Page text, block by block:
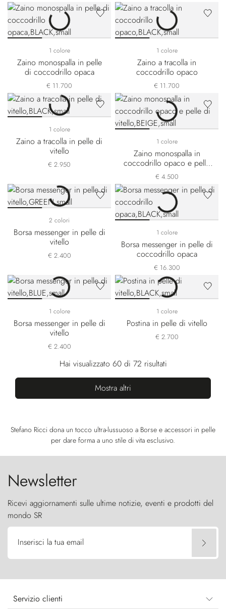
1 colore
Zaino monospalla in pelle
di coccodrillo opaca
€ 11.700
1 colore
Zaino a tracolla in
coccodrillo opaco
€ 11.700
1 colore
Zaino a tracolla in pelle di
vitello
€ 2.950
1 colore
Zaino monospalla in
coccodrillo opaco e pelle
di vitello
€ 4.500
2 colori
Borsa messenger in pelle di
vitello
€ 2.400
1 colore
Borsa messenger in pelle di
coccodrillo opaca
€ 16.300
1 colore
Borsa messenger in pelle di
vitello
€ 2.400
1 colore
Postina in pelle di vitello
€ 2.700
Hai visualizzato 60 di 72 risultati
Mostra altri
Stefano Ricci dona un tocco ultra-lussuoso a Borse e accessori in pelle
per dare forma a uno stile di vita esclusivo.
Newsletter
Ricevi aggiornamenti sulle ultime notizie, eventi e prodotti del
mondo SR
Inserisci la tua email
Servizio clienti